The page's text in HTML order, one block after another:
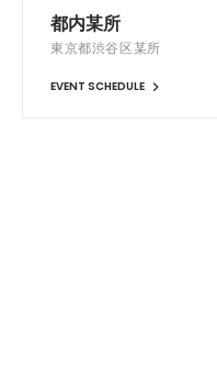
都内某所
東京都渋谷区某所
EVENT SCHEDULE